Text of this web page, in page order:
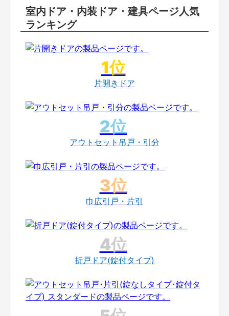
室内ドア・内装ドア・建具ページ人気
ランキング
片開きドア
アウトセット吊戸・引分
巾広引戸・片引
折戸ドア(錠付タイプ)